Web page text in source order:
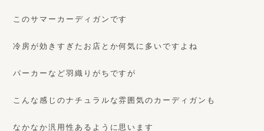
このサマーカーディガンです
冷房が効きすぎたお店とか何気に多いですよね
パーカーなど羽織りがちですが
こんな感じのナチュラルな雰囲気のカーディガンも
なかなか汎用性あるように思います